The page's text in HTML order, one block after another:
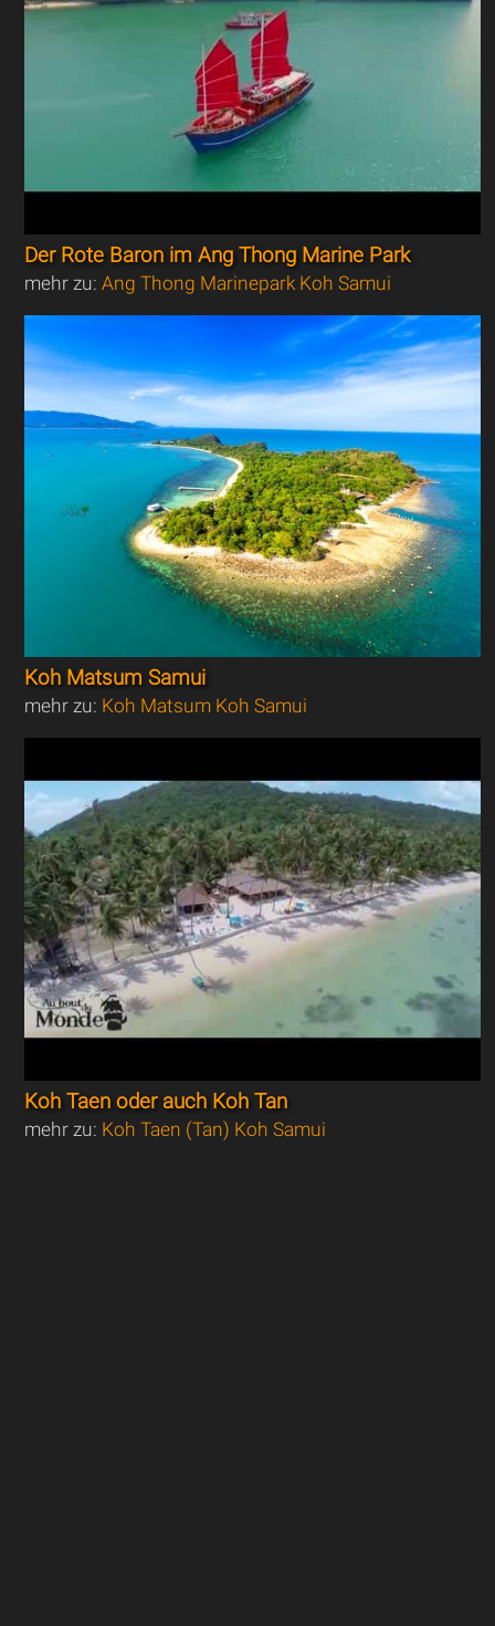
Der Rote Baron im Ang Thong Marine Park
mehr zu:Ang Thong Marinepark Koh Samui
Koh Matsum Samui
mehr zu: Koh Matsum Koh Samui
Koh Taen oder auch Koh Tan
mehr zu: Koh Taen (Tan) Koh Samui